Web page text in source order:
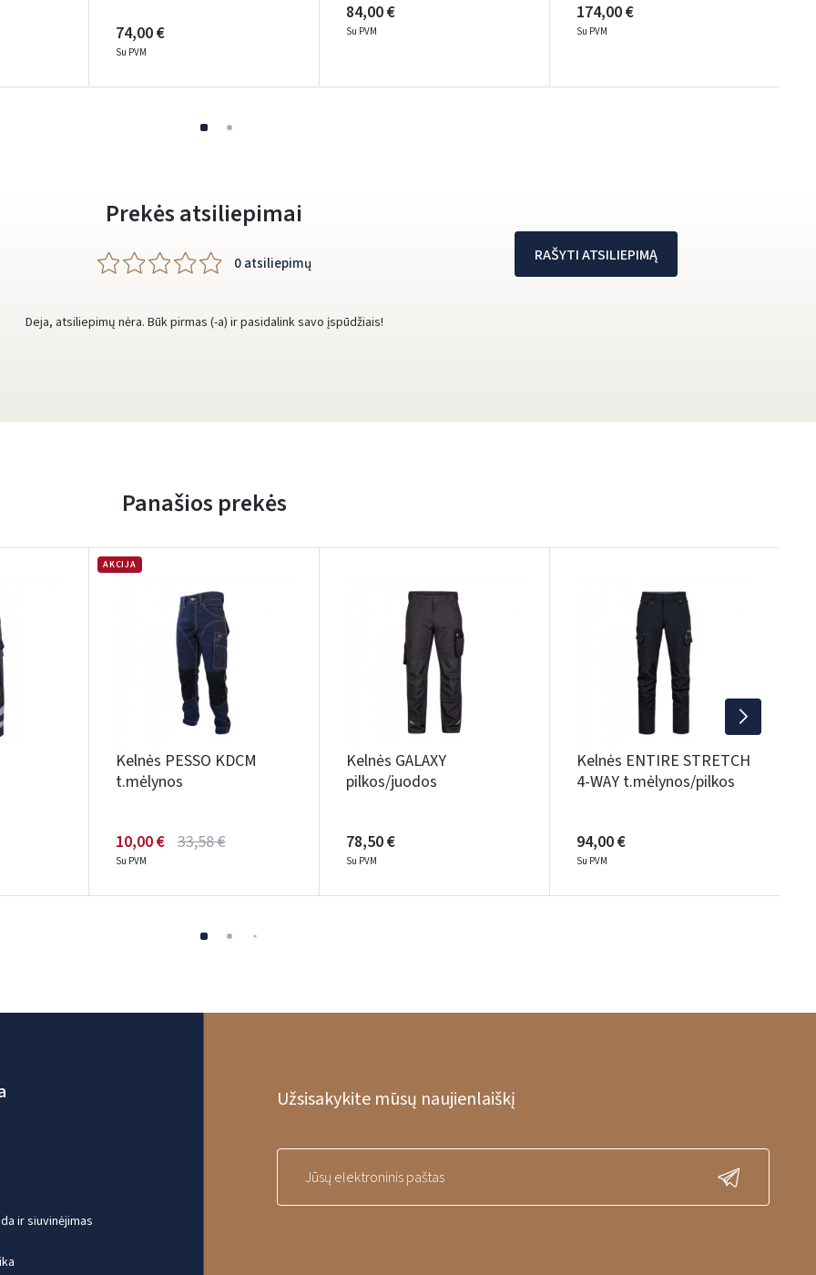
74,00 €
Su PVM
84,00 €
Su PVM
174,00 €
Su PVM
Prekės atsiliepimai
0 atsiliepimų RAŠYTI ATSILIEPIMĄ
Deja, atsiliepimų nėra. Būk pirmas (-a) ir pasidalink savo įspūdžiais!
Panašios prekės
AKCIJA
Kelnės PESSO KDCM
t.mėlynos
10,00 € 33,58 €
Su PVM
Kelnės GALAXY
pilkos/juodos
78,50 €
Su PVM
Kelnės ENTIRE STRETCH
4-WAY t.mėlynos/pilkos
94,00 €
Su PVM
ir siuvinėjimas
Užsisakykite mūsų naujienlaiškį
Dar neturite paskyros? Registruokites